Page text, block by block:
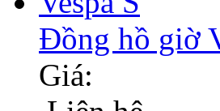
Đồng hồ giờ
Giá: